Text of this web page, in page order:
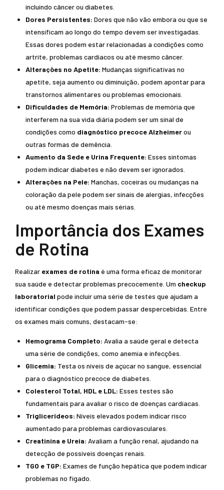
incluindo câncer ou diabetes.
Dores Persistentes: Dores que não vão embora ou que se
intensificam ao longo do tempo devem ser investigadas.
Essas dores podem estar relacionadas a condições como
artrite, problemas cardíacos ou até mesmo câncer.
Alterações no Apetite: Mudanças significativas no
apetite, seja aumento ou diminuição, podem apontar para
transtornos alimentares ou problemas emocionais.
Dificuldades de Memória: Problemas de memória que
interferem na sua vida diária podem ser um sinal de
condições como diagnóstico precoce Alzheimerou
outras formas de demência.
Aumento da Sede e Urina Frequente: Esses sintomas
podem indicar diabetes e não devem ser ignorados.
Alterações na Pele: Manchas, coceiras ou mudanças na
coloração da pele podem ser sinais de alergias, infecções
ou até mesmo doenças mais sérias.
Importância dos Exames
de Rotina
Realizar exames de rotina é uma forma eficaz de monitorar
sua saúde e detectar problemas precocemente. Um checkup
laboratorial pode incluir uma série de testes que ajudam a
identificar condições que podem passar despercebidas. Entre
os exames mais comuns, destacam-se:
Hemograma Completo: Avalia a saúde geral e detecta
uma série de condições, como anemia e infecções.
Glicemia: Testa os níveis de açúcar no sangue, essencial
para o diagnóstico precoce de diabetes.
Colesterol Total, HDL e LDL: Esses testes são
fundamentais para avaliar o risco de doenças cardíacas.
Triglicerídeos: Níveis elevados podem indicar risco
aumentado para problemas cardiovasculares.
Creatinina e Ureia: Avaliam a função renal, ajudando na
detecção de possíveis doenças renais.
TGO e TGP: Exames de função hepática que podem indicar
problemas no fígado.